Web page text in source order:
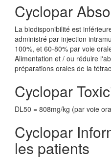
Cyclopar
La biodisponibilité est
administré par injection
100%, et 60-80% par voie
Alimentation et / ou réduire
préparations orales de la
Cyclopar
DL50 = 808mg/kg (par voie
Cyclopar
les patients